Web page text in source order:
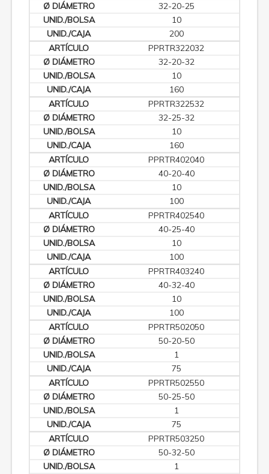
32-20-25
10
200
PPRTR322032
32-20-32
10
160
PPRTR322532
32-25-32
10
160
PPRTR402040
40-20-40
10
100
PPRTR402540
40-25-40
10
100
PPRTR403240
40-32-40
10
100
PPRTR502050
50-20-50
1
75
PPRTR502550
50-25-50
1
75
PPRTR503250
50-32-50
1